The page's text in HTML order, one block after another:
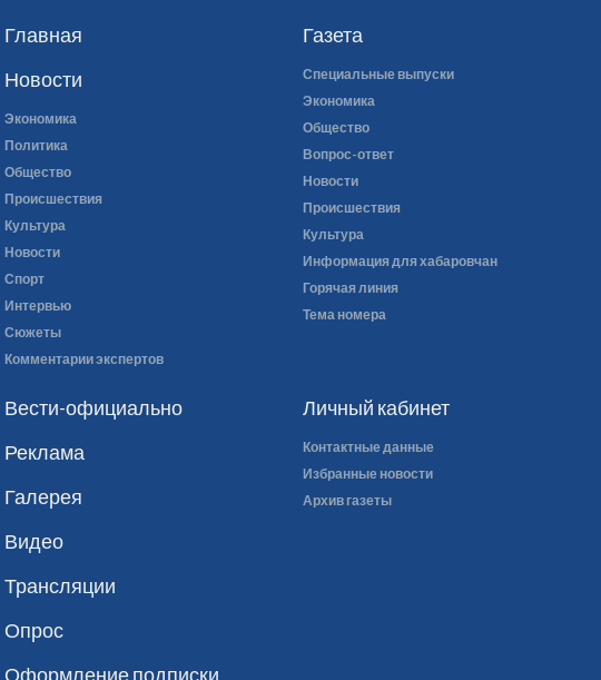
Личный кабинет
Контактные данные
Избранные новости
Архив газеты
Главная
Новости
Экономика
Политика
Общество
Происшествия
Культура
Новости
Спорт
Интервью
Сюжеты
Комментарии экспертов
Газета
Специальные выпуски
Экономика
Общество
Вопрос-ответ
Новости
Происшествия
Культура
Информация для хабаровчан
Горячая линия
Тема номера
Вести-официально
Реклама
Галерея
Видео
Трансляции
Опрос
Оформление подписки